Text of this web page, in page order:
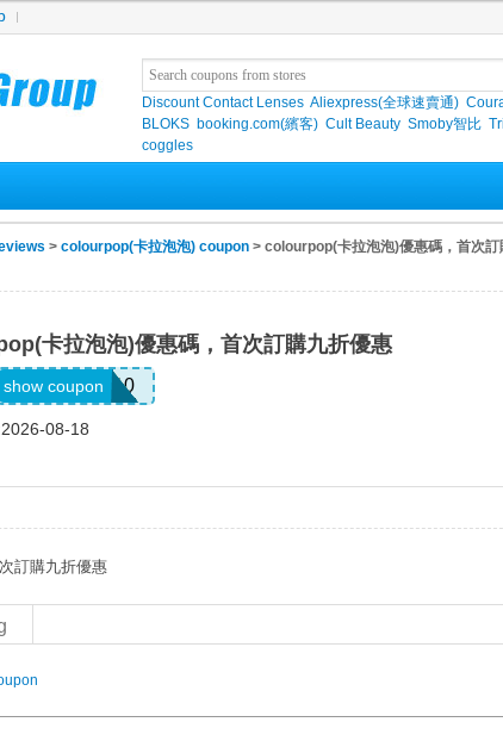
Discount Contact Lenses Aliexpress(全球速賣通)
BLOKS booking.com(繽客) Cult Beauty Smoby智比
coggles
> colourpop(卡拉泡泡) coupon > colourpop(卡拉泡泡)優惠碼，首次訂
卡拉泡泡)優惠碼，首次訂購九折優惠
ATOMIC10
show coupon
08-18
訂購九折優惠